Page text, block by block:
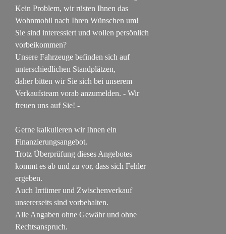
Kein Problem, wir rüsten Ihnen das
Wohnmobil nach Ihren Wünschen um!
Sie sind interessiert und wollen persönlich
vorbeikommen?
Unsere Fahrzeuge befinden sich auf
unterschiedlichen Standplätzen,
daher bitten wir Sie sich bei unserem
Verkaufsteam vorab anzumelden. - Wir
freuen uns auf Sie! -
Gerne kalkulieren wir Ihnen ein
Finanzierungsangebot.
Trotz Überprüfung dieses Angebotes
kommt es ab und zu vor, dass sich Fehler
ergeben.
Auch Irrtümer und Zwischenverkauf
unsererseits sind vorbehalten.
Alle Angaben ohne Gewähr und ohne
Rechtsanspruch.